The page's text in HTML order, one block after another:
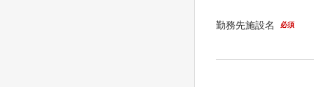
勤務先施設名 必須